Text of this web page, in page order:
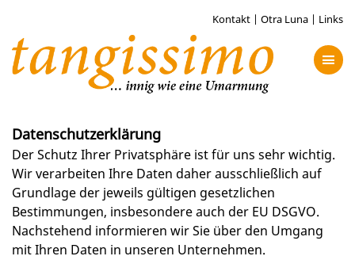
Kontakt | Otra Luna | Links
Datenschutzerklärung
Der Schutz Ihrer Privatsphäre ist für uns sehr wichtig.
Wir verarbeiten Ihre Daten daher ausschließlich auf
Grundlage der jeweils gültigen gesetzlichen
Bestimmungen, insbesondere auch der EU DSGVO.
Nachstehend informieren wir Sie über den Umgang
mit Ihren Daten in unseren Unternehmen.